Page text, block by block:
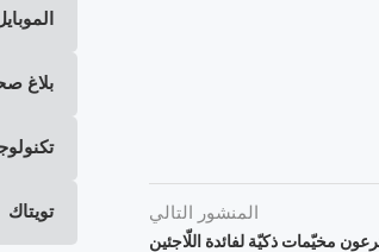
المنشور التالي
مخيّمات ذكيّة لفائدة اللّاجئين
بلاغ
تويتاك